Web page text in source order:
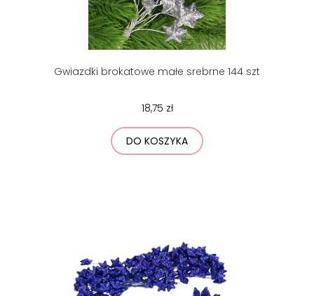
Gwiazdki brokatowe małe srebrne 144 szt
18,75 zł
DO KOSZYKA